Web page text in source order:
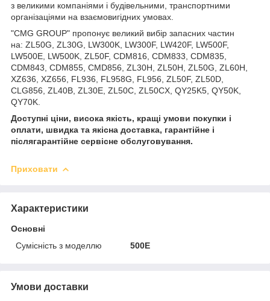
з великими компаніями і будівельними, транспортними
організаціями на взаємовигідних умовах.
"CMG GROUP" пропонує великий вибір запасних частин
на: ZL50G, ZL30G, LW300K, LW300F, LW420F, LW500F,
LW500E, LW500K, ZL50F, CDM816, CDM833, CDM835,
CDM843, CDM855, CMD856, ZL30H, ZL50H, ZL50G, ZL60H,
XZ636, XZ656, FL936, FL958G, FL956, ZL50F, ZL50D,
CLG856, ZL40B, ZL30E, ZL50C, ZL50CX, QY25K5, QY50K,
QY70K.
Доступні ціни, висока якість, кращі умови покупки і
оплати, швидка та якісна доставка, гарантійне і
післягарантійне сервісне обслуговування.
Приховати
Характеристики
Основні
Сумісність з моделлю
500E
Умови доставки